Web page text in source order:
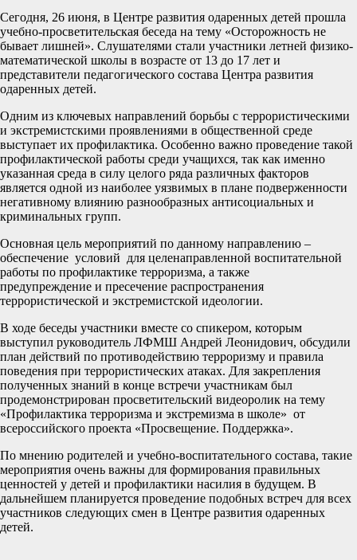
Сегодня, 26 июня, в Центре развития одаренных детей прошла
учебно-просветительская беседа на тему «Осторожность не
бывает лишней». Слушателями стали участники летней физико-
математической школы в возрасте от 13 до 17 лет и
представители педагогического состава Центра развития
одаренных детей.
Одним из ключевых направлений борьбы с террористическими
и экстремистскими проявлениями в общественной среде
выступает их профилактика. Особенно важно проведение такой
профилактической работы среди учащихся, так как именно
указанная среда в силу целого ряда различных факторов
является одной из наиболее уязвимых в плане подверженности
негативному влиянию разнообразных антисоциальных и
криминальных групп.
Основная цель мероприятий по данному направлению –
обеспечение условий для целенаправленной воспитательной
работы по профилактике терроризма, а также
предупреждение и пресечение распространения
террористической и экстремистской идеологии.
В ходе беседы участники вместе со спикером, которым
выступил руководитель ЛФМШ Андрей Леонидович, обсудили
план действий по противодействию терроризму и правила
поведения при террористических атаках. Для закрепления
полученных знаний в конце встречи участникам был
продемонстрирован просветительский видеоролик на тему
«Профилактика терроризма и экстремизма в школе» от
всероссийского проекта «Просвещение. Поддержка».
По мнению родителей и учебно-воспитательного состава, такие
мероприятия очень важны для формирования правильных
ценностей у детей и профилактики насилия в будущем. В
дальнейшем планируется проведение подобных встреч для всех
участников следующих смен в Центре развития одаренных
детей.